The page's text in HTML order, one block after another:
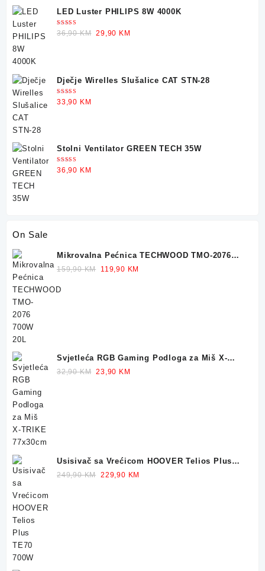
LED Luster PHILIPS 8W 4000K
Ocjenjeno
5.00od 5
36,90KM Original
29,90 KM
Dječje Wirelles Slušalice CAT STN-28
Ocjenjeno
5.00od 5
33,90 KM
Stolni Ventilator GREEN TECH 35W
Ocjenjeno
5.00od 5
36,90 KM
On Sale
Mikrovalna Pećnica TECHWOOD TMO-2076
700W 20L
159,90KM
Original
119,90 KM
Svjetleća RGB Gaming Podloga za Miš X-
TRIKE 77x30cm
32,90KM Original
23,90 KM
Usisivač sa Vrećicom HOOVER Telios Plus
TE70 700W
249,90KM Original
229,90 KM